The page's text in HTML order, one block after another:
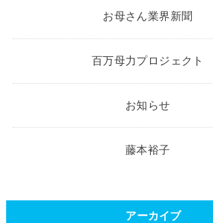
お母さん業界新聞
百万母力プロジェクト
お知らせ
藤本裕子
アーカイブ